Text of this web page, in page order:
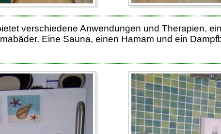
verschiedene Anwendungen und Therapien,
Eine Sauna, einen Hamam und ein